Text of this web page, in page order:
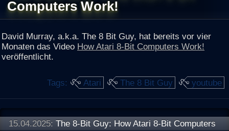
Computers Work!
David Murray, a.k.a. The 8 Bit Guy, hat bereits vor vier
Monaten das Video How Atari 8-Bit Computers Work!
veröffentlicht.
Tags: Atari The 8 Bit Guy youtube
15.04.2025:The 8-Bit Guy: How Atari 8-Bit Computers